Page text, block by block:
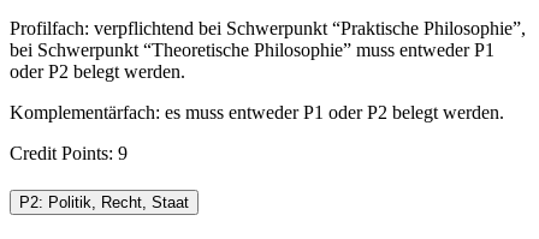
Profilfach: verpflichtend bei Schwerpunkt “Praktische Philosophie”,
bei Schwerpunkt “Theoretische Philosophie” muss entweder P1
oder P2 belegt werden.
Komplementärfach: es muss entweder P1 oder P2 belegt werden.
Credit Points: 9
P2: Politik, Recht, Staat